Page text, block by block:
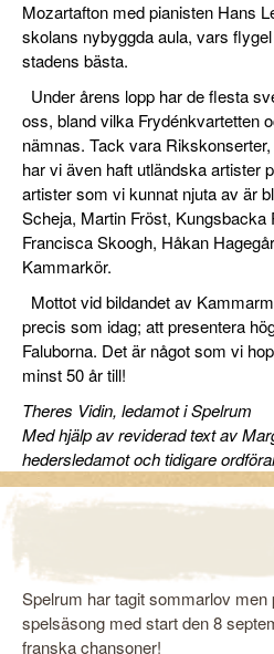
Mozartafton med pianisten Hans
skolans nybyggda aula, vars
stadens bästa.
Under årens lopp har de flesta
oss, bland vilka Frydénkvartetten
nämnas. Tack vara
har vi även haft utländska artister
artister som vi kunnat njuta av är
Scheja, Martin Fröst, Kungsbacka
Francisca Skoogh, Håkan
Kammarkör.
Mottot vid bildandet av
precis som idag; att presentera
Faluborna. Det är något som vi
minst 50 år till!
Theres Vidin, ledamot i Spelrum
Med hjälp av reviderad text av
hedersledamot och tidigare
Spelrum har tagit sommarlov
spelsäsong med start den 8
franska chansoner!